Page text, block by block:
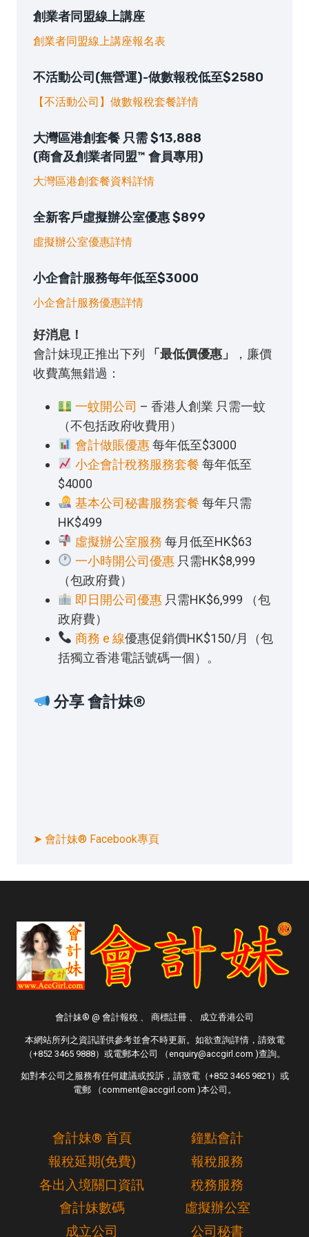
創業者同盟線上講座
創業者同盟線上講座報名表
不活動公司(無營運)-做數報稅低至$2580
【不活動公司】做數報稅套餐詳情
大灣區港創套餐 只需 $13,888
(商會及創業者同盟™ 會員專用)
大灣區港創套餐資料詳情
全新客戶虛擬辦公室優惠 $899
虛擬辦公室優惠詳情
小企會計服務每年低至$3000
小企會計服務優惠詳情
好消息！
會計妹現正推出下列
「最低價優惠」
，廉價
收費萬無錯過：
一蚊開公司 – 香港人創業 只需一蚊
（不包括政府收費用）
會計做賬優惠每年低至$3000
小企會計稅務服務套餐 每年低至
$4000
基本公司秘書服務套餐 每年只需
HK$499
虛擬辦公室服務 每月低至HK$63
一小時開公司優惠只需HK$8,999
（包政府費）
即日開公司優惠只需HK$6,999 （包
政府費）
商務 e 線優惠促銷價HK$150/月（包
括獨立香港電話號碼一個）。
分享 會計妹®
➤ 會計妹® Facebook專頁
會計妹® @ 會計報稅 、 商標註冊 、 成立香港公司
本網站所列之資訊謹供參考並會不時更新。如欲查詢詳情，請致電
（+852 3465 9888）或電郵本公司 （enquiry@accgirl.com )查詢。
如對本公司之服務有任何建議或投訴，請致電（+852 3465 9821）或
電郵 （comment@accgirl.com )本公司。
會計妹® 首頁
報稅延期(免費)
各出入境關口資訊
會計妹數碼
成立公司
鐘點會計
報稅服務
稅務服務
虛擬辦公室
公司秘書